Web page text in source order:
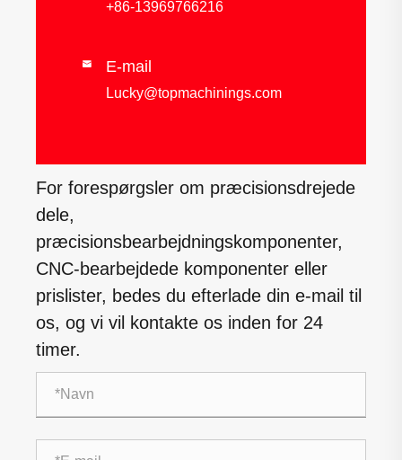
+86-13969766216
 E-mail
Lucky@topmachinings.com
For forespørgsler om præcisionsdrejede
dele,
præcisionsbearbejdningskomponenter,
CNC-bearbejdede komponenter eller
prislister, bedes du efterlade din e-mail til
os, og vi vil kontakte os inden for 24
timer.